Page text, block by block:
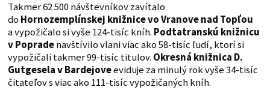
Takmer 62 500 návštevníkov zavítalo
do Hornozemplínskej knižnice vo Vranove nad Topľou
a vypožičalo si vyše 124-tisíc kníh. Podtatranskú knižnicu
v Popradenavštívilo vlani viac ako 58-tisíc ľudí, ktorí si
vypožičali takmer 99-tisíc titulov. Okresná knižnica D.
Gutgesela v Bardejoveeviduje za minulý rok vyše 34-tisíc
čitateľov s viac ako 111-tisíc vypožičaných kníh.